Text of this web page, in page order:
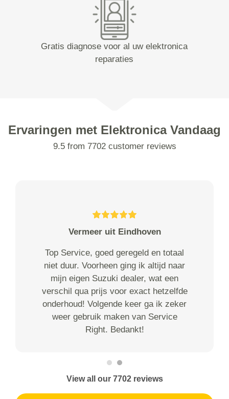
Gratis diagnose voor al uw elektronica
reparaties
Ervaringen met Elektronica Vandaag
9.5 from 7702 customer reviews
Vermeer uit Eindhoven
Top Service, goed geregeld en totaal
niet duur. Voorheen ging ik altijd naar
mijn eigen Suzuki dealer, wat een
verschil qua prijs voor exact hetzelfde
onderhoud! Volgende keer ga ik zeker
weer gebruik maken van Service
Right. Bedankt!
View all our 7702 reviews